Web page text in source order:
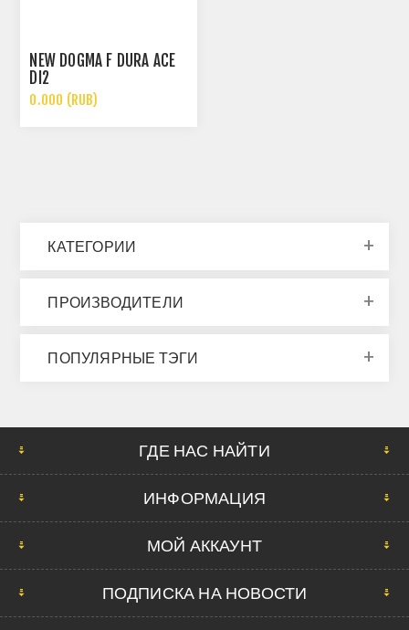
NEW DOGMA F DURA ACE
DI2
0.000 (RUB)
КАТЕГОРИИ
ПРОИЗВОДИТЕЛИ
ПОПУЛЯРНЫЕ ТЭГИ
ГДЕ НАС НАЙТИ
ИНФОРМАЦИЯ
МОЙ АККАУНТ
ПОДПИСКА НА НОВОСТИ